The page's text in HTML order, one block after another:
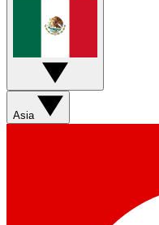
Asia